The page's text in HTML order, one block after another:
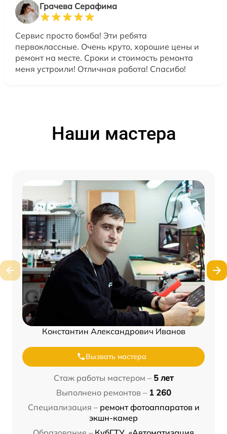
Грачева Серафима
Сервис просто бомба! Эти ребята
первоклассные. Очень круто, хорошие цены и
ремонт на месте. Сроки и стоимость ремонта
меня устроили! Отличная работа! Спасибо!
Наши мастера
Константин Александрович Иванов
Вызвать мастера
Стаж работы мастером – 5 лет
Выполнено ремонтов – 1 260
Специализация – ремонт фотоаппаратов и
экшн-камер